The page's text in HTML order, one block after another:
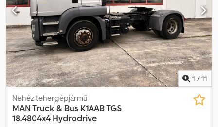
R 22,5 3. + 4. tengely 315/80 R 22,5
1 / 11
Nehéz tehergépjármű
MAN Truck & Bus K1AAB TGS
18.4804x4 Hydrodrive